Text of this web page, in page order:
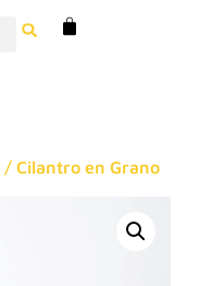
/ Cilantro en Grano